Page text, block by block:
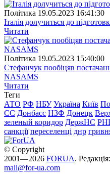
Полiтика 19.05.2023 16:41:30
Італія долучиться до
Читати
Полiтика 19.05.2023 15:40:00
Стефанчук пообіцяв
NASAMS
Читати
Теги
АТО РФ НБУ Україна Київ
ЄС Донбасс НЗФ Донецк
зеленый коридор ДержНС
санкції переселенці днр
© Copyright
2001—2026 FORUA. Редакція:
mail@for-ua.com